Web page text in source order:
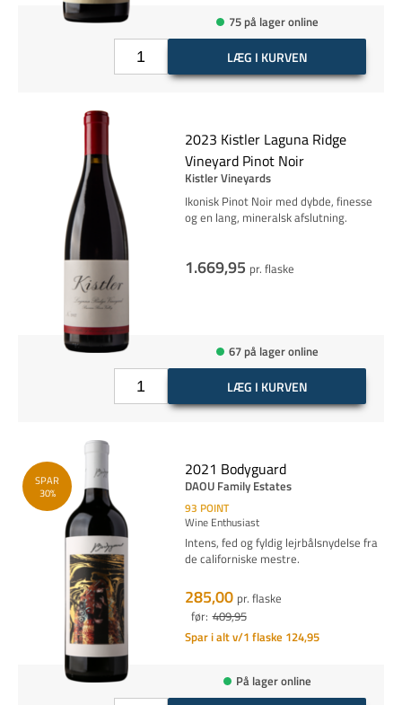
75 på lager online
LÆG I KURVEN
2023 Kistler Laguna Ridge
Vineyard Pinot Noir
Kistler Vineyards
Ikonisk Pinot Noir med dybde, finesse
og en lang, mineralsk afslutning.
1.669,95 pr. flaske
67 på lager online
LÆG I KURVEN
SPAR
30%
2021 Bodyguard
DAOU Family Estates
93 POINT
Wine Enthusiast
Intens, fed og fyldig lejrbålsnydelse fra
de californiske mestre.
285,00 pr. flaske
før: 409,95
Spar i alt v/1 flaske 124,95
På lager online